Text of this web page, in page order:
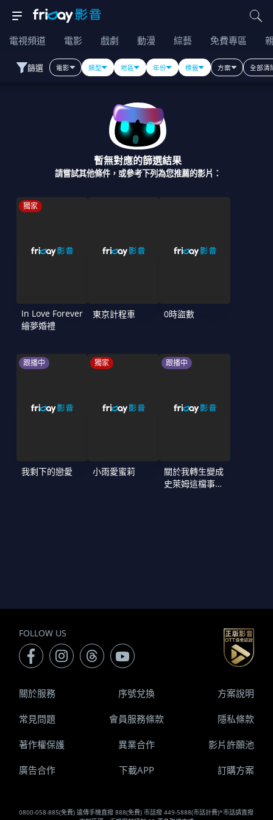
電視頻道 電影 戲劇 動漫 綜藝 免費專區
篩選 電影 類型 地區 年份 標籤 方案 全部清
暫無對應的篩選結果
請嘗試其他條件，或參考下列為您推薦的影片：
獨家
In Love Forever
繪夢婚禮
東京計程車 0時盜數
跟播中
我剩下的戀愛
獨家
小雨愛蜜莉
跟播中
關於我轉生變成
史萊姆這檔事
FOLLOW US
0800-058-885(免費) 遠傳手機直撥 888(免費) 市話撥 449-5888(市話計費)*市話請直撥
關於服務 序號兌換 方案說明
常見問題 會員服務條款 隱私條款
著作權保護 異業合作 影片許願池
廣告合作 下載APP 訂購方案